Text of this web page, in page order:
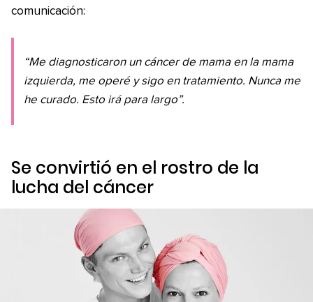
comunicación:
“Me diagnosticaron un cáncer de mama en la mama
izquierda, me operé y sigo en tratamiento. Nunca me
he curado. Esto irá para largo”.
Se convirtió en el rostro de la
lucha del cáncer